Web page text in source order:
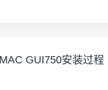
GUI750安装过程